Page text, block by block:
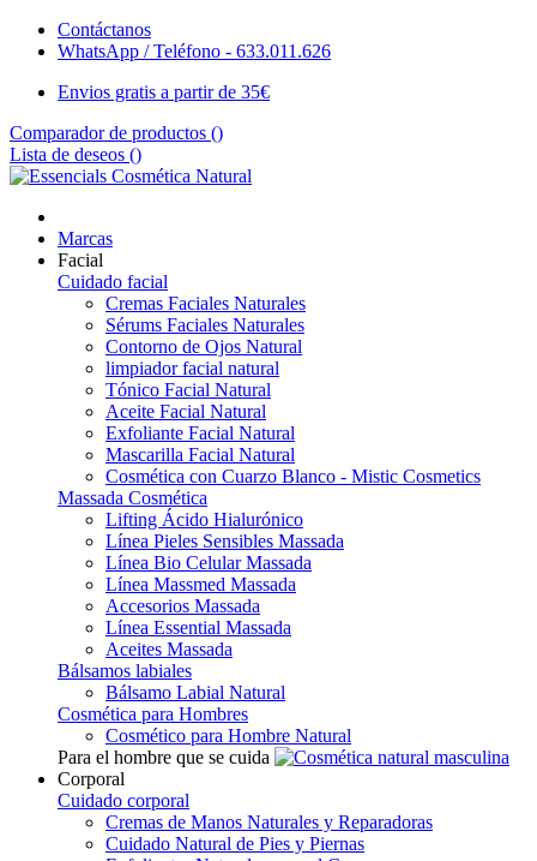
Contáctanos
WhatsApp / Teléfono - 633.011.626
Envios gratis a partir de 35€
Comparador de productos ()
Lista de deseos ()
Marcas
Facial
Cuidado facial
Cremas Faciales Naturales
Sérums Faciales Naturales
Contorno de Ojos Natural
limpiador facial natural
Tónico Facial Natural
Aceite Facial Natural
Exfoliante Facial Natural
Mascarilla Facial Natural
Cosmética con Cuarzo Blanco - Mistic Cosmetics
Massada Cosmética
Lifting Ácido Hialurónico
Línea Pieles Sensibles Massada
Línea Bio Celular Massada
Línea Massmed Massada
Accesorios Massada
Línea Essential Massada
Aceites Massada
Bálsamos labiales
Bálsamo Labial Natural
Cosmética para Hombres
Cosmético para Hombre Natural
Para el hombre que se cuida
Corporal
Cuidado corporal
Cremas de Manos Naturales y Reparadoras
Cuidado Natural de Pies y Piernas